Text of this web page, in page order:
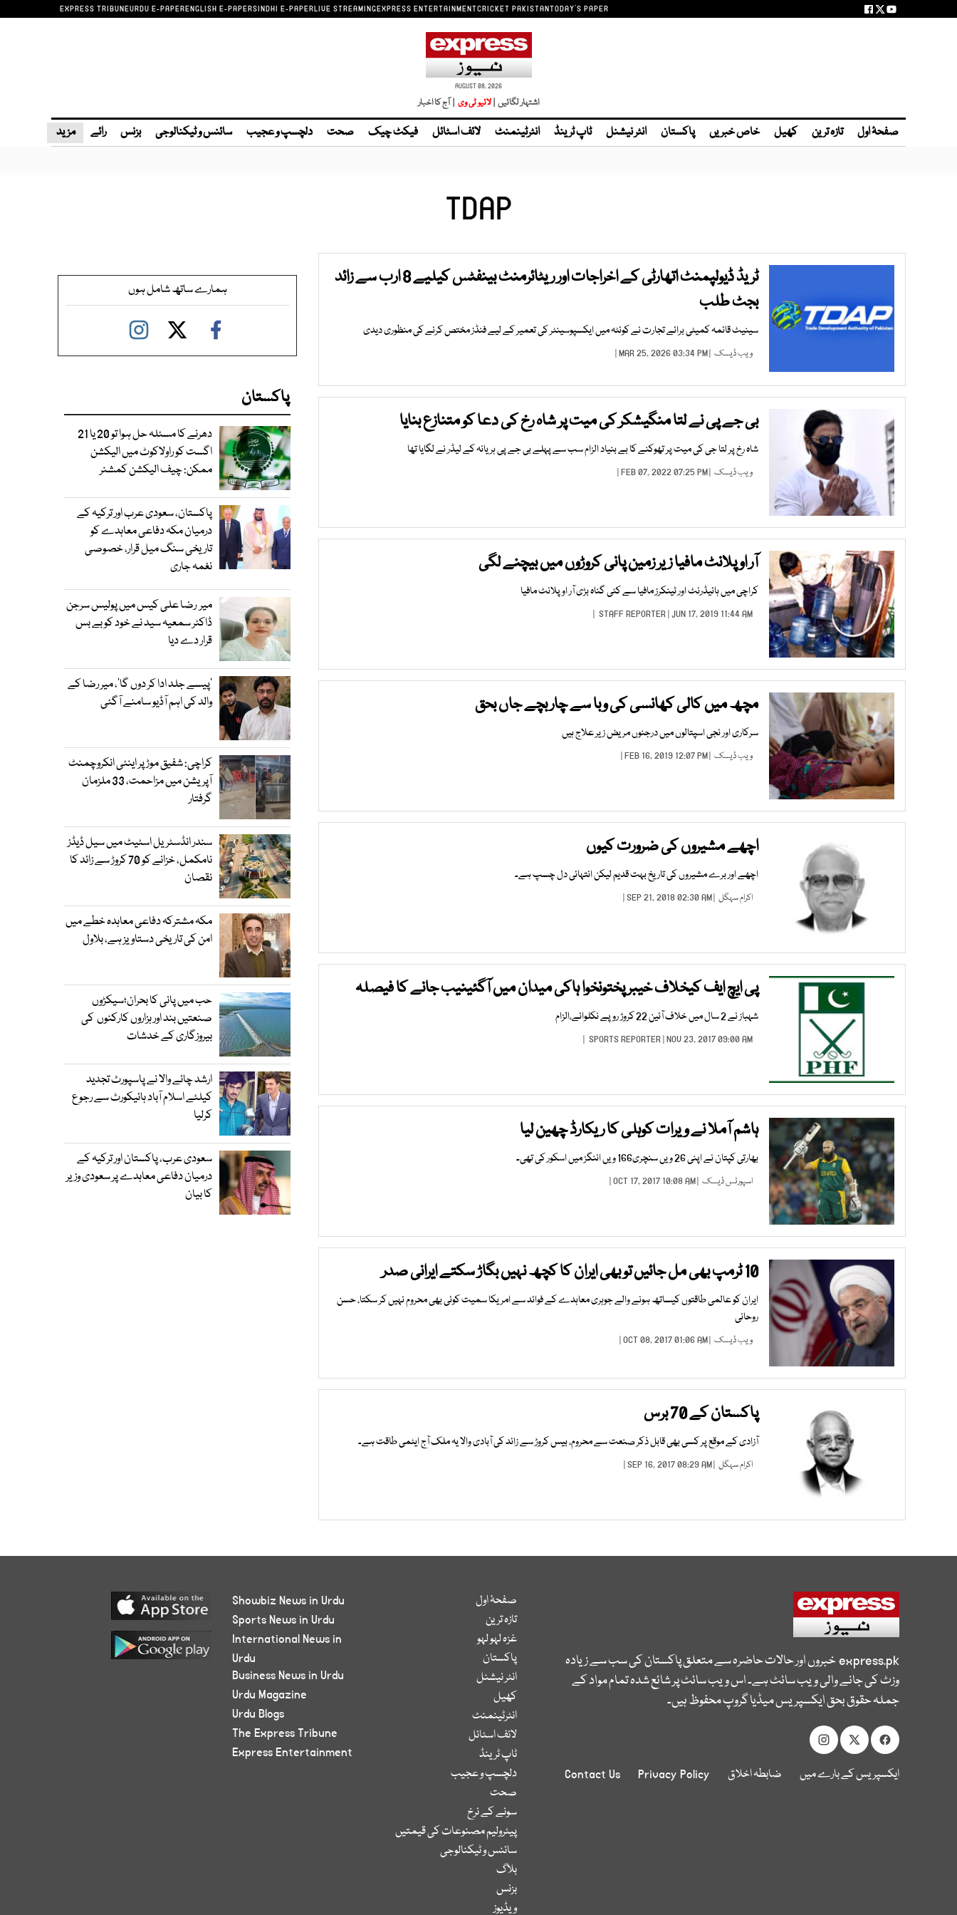
EXPRESS TRIBUNEURDU E-PAPERENGLISH E-PAPERSINDHI E-PAPERLIVE STREAMINGEXPRESS ENTERTAINMENTCRICKET PAKISTANTODAY'S PAPER
AUGUST 08, 2026
اشتہار لگائیں | | آج کا اخبار
صفحۂ اول تازہ ترین کھیل خاص خبریں پاکستان انٹر نیشنل ٹاپ ٹرینڈ انٹرٹینمنٹ لائف اسٹائل فیکٹ چیک صحت دلچسپ و عجیب سائنس و ٹیکنالوجی بزنس رائے مزید
TDAP
ٹریڈ ڈیولپمنٹ اتھارٹی کے اخراجات اور ریٹائرمنٹ بینفٹس کیلیے 8 ارب سے زائد
بجٹ طلب
سینیٹ قائمہ کمیٹی برائے تجارت نے کوئٹہ میں ایکسپوسینٹر کی تعمیر کے لیے فنڈز مختص کرنے کی منظوری دیدی
ویب ڈیسک | MAR 25, 2026 03:34 PM |
بی جے پی نے لتا منگیشکر کی میت پر شاہ رخ کی دعا کو متنازع بنایا
شاہ رخ پر لتا جی کی میت پر تھوکنے کا بے بنیاد الزام سب سے پہلے بی جے پی ہریانہ کے لیڈر نے لگایا تھا
ویب ڈیسک | FEB 07, 2022 07:25 PM |
آر او پلانٹ مافیا زیر زمین پانی کروڑوں میں بیچنے لگی
کراچی میں ہائیڈرنٹ اور ٹینکرز مافیا سے کئی گناہ بڑی آر او پلانٹ مافیا
STAFF REPORTER| JUN 17, 2019 11:44 AM |
مچھ میں کالی کھانسی کی وبا سے چار بچے جاں بحق
سرکاری اور نجی اسپتالوں میں درجنوں مریض زیر علاج ہیں
ویب ڈیسک | FEB 16, 2019 12:07 PM |
اچھے مشیروں کی ضرورت کیوں
اچھے اور برے مشیروں کی تاریخ بہت قدیم لیکن انتہائی دل چسپ ہے۔
اکرام سہگل | SEP 21, 2018 02:30 AM |
پی ایچ ایف کیخلاف خیبرپختونخوا ہاکی میدان میں آگئینیب جانے کا فیصلہ
شہباز نے 2 سال میں خلاف آئین 22 کروڑ روپے نکلوائے،الزام
SPORTS REPORTER| NOV 23, 2017 09:00 AM |
ہاشم آملا نے ویرات کوہلی کا ریکارڈ چھین لیا
بھارتی کپتان نے اپنی 26 ویں سنچری166 ویں اننگز میں اسکور کی تھی۔
اسپورٹس ڈیسک | OCT 17, 2017 10:08 AM |
10 ٹرمپ بھی مل جائیں تو بھی ایران کا کچھ نہیں بگاڑ سکتے ایرانی صدر
ایران کو عالمی طاقتوں کیساتھ ہونے والے جوہری معاہدے کے فوائد سے امریکا سمیت کوئی بھی محروم نہیں کر سکتا، حسن
روحانی
ویب ڈیسک | OCT 08, 2017 01:06 AM |
پاکستان کے 70 برس
آزادی کے موقع پر کسی بھی قابل ذکر صنعت سے محروم، بیس کروڑ سے زائد کی آبادی والا یہ ملک آج ایٹمی طاقت ہے۔
اکرام سہگل | SEP 16, 2017 08:29 AM |
ہمارے ساتھ شامل ہوں
پاکستان
دھرنے کا مسئلہ حل ہوا تو 20 یا 21
اگست کو راولاکوٹ میں الیکشن
ممکن: چیف الیکشن کمشنر
پاکستان، سعودی عرب اور ترکیہ کے
درمیان مکہ دفاعی معاہدے کو
تاریخی سنگ میل قرار، خصوصی
نغمہ جاری
میر رضا علی کیس میں پولیس سرجن
ڈاکٹر سمعیہ سید نے خود کو بے بس
قرار دے دیا
’پیسے جلد ادا کر دوں گا‘، میر رضا کے
والد کی اہم آڈیو سامنے آگئی
کراچی: شفیق موڑ پر اینٹی انکروچمنٹ
آپریشن میں مزاحمت، 33 ملزمان
گرفتار
سندر انڈسٹریل اسٹیٹ میں سیل ڈیڈز
نامکمل، خزانے کو 70 کروڑ سے زائد کا
نقصان
مکہ مشترکہ دفاعی معاہدہ خطے میں
امن کی تاریخی دستاویز ہے، بلاول
حب میں پانی کا بحران؛سیکڑوں
صنعتیں بند اور ہزاروں کارکنوں کی
بیروزگاری کے خدشات
ارشد چائے والا نے پاسپورٹ تجدید
کیلئے اسلام آباد ہائیکورٹ سے رجوع
کرلیا
سعودی عرب، پاکستان اور ترکیہ کے
درمیان دفاعی معاہدے پر سعودی وزیر
کا بیان
express.pkخبروں اور حالات حاضرہ سے متعلق پاکستان کی سب سے زیادہ
وزٹ کی جانے والی ویب سائٹ ہے۔ اس ویب سائٹ پر شائع شدہ تمام مواد کے
جملہ حقوق بحق ایکسپریس میڈیا گروپ محفوظ ہیں۔
ایکسپریس کے بارے میں ضابطہ اخلاق Privacy Policy
Contact Us
صفحۂ اول
تازہ ترین
غزہ لہو لہو
پاکستان
انٹر نیشنل
کھیل
انٹرٹینمنٹ
لائف اسٹائل
ٹاپ ٹرینڈ
دلچسپ و عجیب
صحت
سونے کے نرخ
پیٹرولیم مصنوعات کی قیمتیں
سائنس و ٹیکنالوجی
بلاگ
بزنس
ویڈیوز
Showbiz News in Urdu
Sports News in Urdu
International News in
Urdu
Business News in Urdu
Urdu Magazine
Urdu Blogs
The Express Tribune
Express Entertainment